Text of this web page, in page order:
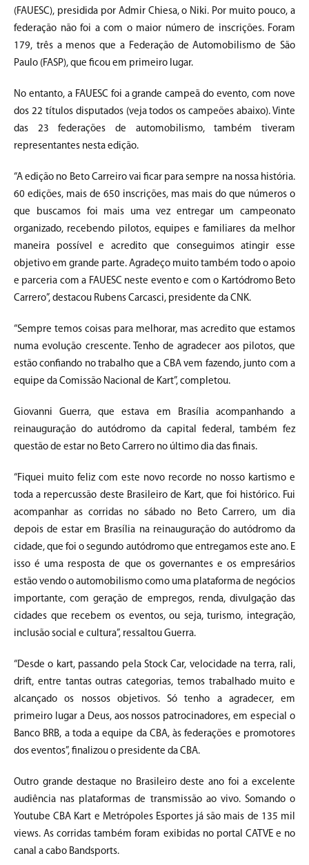
(FAUESC), presidida por Admir Chiesa, o Niki. Por muito pouco, a
federação não foi a com o maior número de inscrições. Foram
179, três a menos que a Federação de Automobilismo de São
Paulo (FASP), que ficou em primeiro lugar.
No entanto, a FAUESC foi a grande campeã do evento, com nove
dos 22 títulos disputados (veja todos os campeões abaixo). Vinte
das 23 federações de automobilismo, também tiveram
representantes nesta edição.
“A edição no Beto Carreiro vai ficar para sempre na nossa história.
60 edições, mais de 650 inscrições, mas mais do que números o
que buscamos foi mais uma vez entregar um campeonato
organizado, recebendo pilotos, equipes e familiares da melhor
maneira possível e acredito que conseguimos atingir esse
objetivo em grande parte. Agradeço muito também todo o apoio
e parceria com a FAUESC neste evento e com o Kartódromo Beto
Carrero”, destacou Rubens Carcasci, presidente da CNK.
“Sempre temos coisas para melhorar, mas acredito que estamos
numa evolução crescente. Tenho de agradecer aos pilotos, que
estão confiando no trabalho que a CBA vem fazendo, junto com a
equipe da Comissão Nacional de Kart”, completou.
Giovanni Guerra, que estava em Brasília acompanhando a
reinauguração do autódromo da capital federal, também fez
questão de estar no Beto Carrero no último dia das finais.
“Fiquei muito feliz com este novo recorde no nosso kartismo e
toda a repercussão deste Brasileiro de Kart, que foi histórico. Fui
acompanhar as corridas no sábado no Beto Carrero, um dia
depois de estar em Brasília na reinauguração do autódromo da
cidade, que foi o segundo autódromo que entregamos este ano. E
isso é uma resposta de que os governantes e os empresários
estão vendo o automobilismo como uma plataforma de negócios
importante, com geração de empregos, renda, divulgação das
cidades que recebem os eventos, ou seja, turismo, integração,
inclusão social e cultura”, ressaltou Guerra.
“Desde o kart, passando pela Stock Car, velocidade na terra, rali,
drift, entre tantas outras categorias, temos trabalhado muito e
alcançado os nossos objetivos. Só tenho a agradecer, em
primeiro lugar a Deus, aos nossos patrocinadores, em especial o
Banco BRB, a toda a equipe da CBA, às federações e promotores
dos eventos”, finalizou o presidente da CBA.
Outro grande destaque no Brasileiro deste ano foi a excelente
audiência nas plataformas de transmissão ao vivo. Somando o
Youtube CBA Kart e Metrópoles Esportes já são mais de 135 mil
views. As corridas também foram exibidas no portal CATVE e no
canal a cabo Bandsports.